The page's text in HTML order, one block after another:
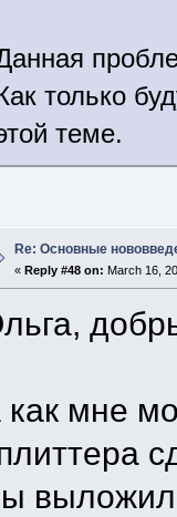
только
теме.
Re: Основные
« Reply #48 on: March 16,
как мне